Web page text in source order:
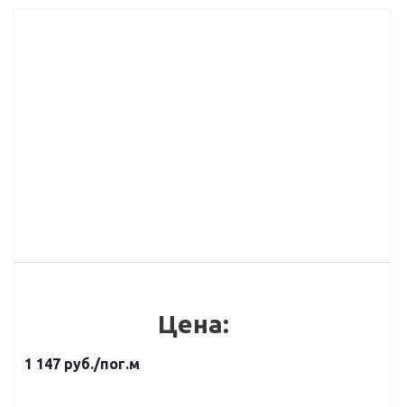
Цена:
1 147 руб./пог.м